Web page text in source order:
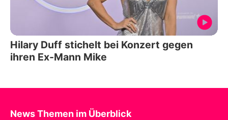
Hilary Duff stichelt bei Konzert gegen
ihren Ex-Mann Mike
News Themen im Überblick